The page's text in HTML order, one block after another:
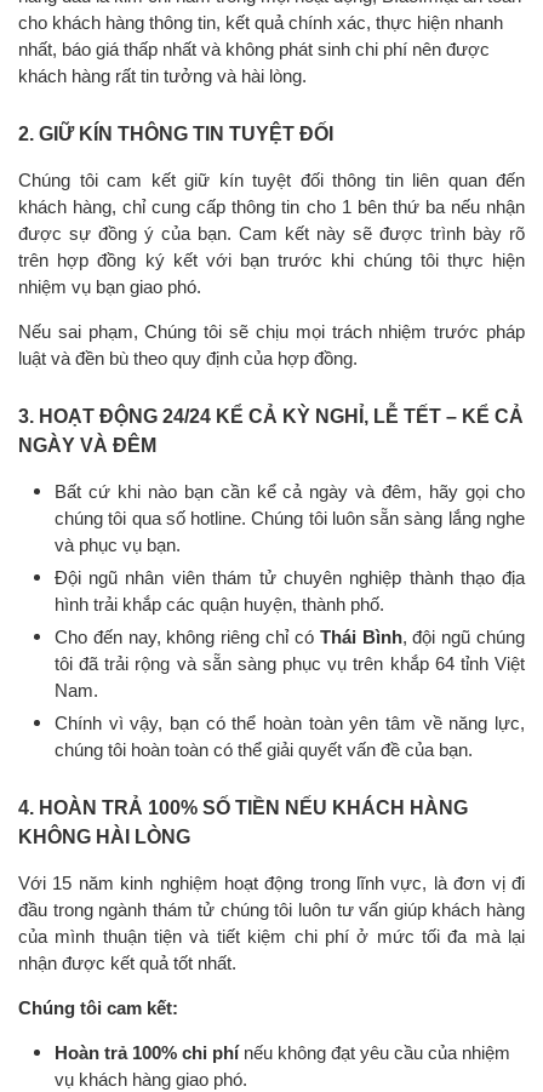
cho khách hàng thông tin, kết quả chính xác, thực hiện nhanh
nhất, báo giá thấp nhất và không phát sinh chi phí nên được
khách hàng rất tin tưởng và hài lòng.
2. GIỮ KÍN THÔNG TIN TUYỆT ĐỐI
Chúng tôi cam kết giữ kín tuyệt đối thông tin liên quan đến
khách hàng, chỉ cung cấp thông tin cho 1 bên thứ ba nếu nhận
được sự đồng ý của bạn. Cam kết này sẽ được trình bày rõ
trên hợp đồng ký kết với bạn trước khi chúng tôi thực hiện
nhiệm vụ bạn giao phó.
Nếu sai phạm, Chúng tôi sẽ chịu mọi trách nhiệm trước pháp
luật và đền bù theo quy định của hợp đồng.
3. HOẠT ĐỘNG 24/24 KỂ CẢ KỲ NGHỈ, LỄ TẾT – KỂ CẢ
NGÀY VÀ ĐÊM
Bất cứ khi nào bạn cần kể cả ngày và đêm, hãy gọi cho
chúng tôi qua số hotline. Chúng tôi luôn sẵn sàng lắng nghe
và phục vụ bạn.
Đội ngũ nhân viên thám tử chuyên nghiệp thành thạo địa
hình trải khắp các quận huyện, thành phố.
Cho đến nay, không riêng chỉ có Thái Bình, đội ngũ chúng
tôi đã trải rộng và sẵn sàng phục vụ trên khắp 64 tỉnh Việt
Nam.
Chính vì vậy, bạn có thể hoàn toàn yên tâm về năng lực,
chúng tôi hoàn toàn có thể giải quyết vấn đề của bạn.
4. HOÀN TRẢ 100% SỐ TIỀN NẾU KHÁCH HÀNG
KHÔNG HÀI LÒNG
Với 15 năm kinh nghiệm hoạt động trong lĩnh vực, là đơn vị đi
đầu trong ngành thám tử chúng tôi luôn tư vấn giúp khách hàng
của mình thuận tiện và tiết kiệm chi phí ở mức tối đa mà lại
nhận được kết quả tốt nhất.
Chúng tôi cam kết:
Hoàn trả 100% chi phínếu không đạt yêu cầu của nhiệm
vụ khách hàng giao phó.